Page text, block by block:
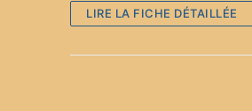
LIRE LA FICHE DÉTAILLÉE